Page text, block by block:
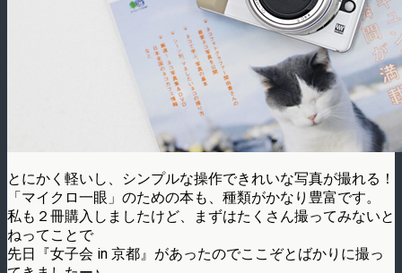
とにかく軽いし、シンプルな操作できれいな写真が撮れる！
「マイクロ一眼」のための本も、種類がかなり豊富です。
私も２冊購入しましたけど、まずはたくさん撮ってみないと
ねってことで
先日『女子会 in 京都』があったのでここぞとばかりに撮っ